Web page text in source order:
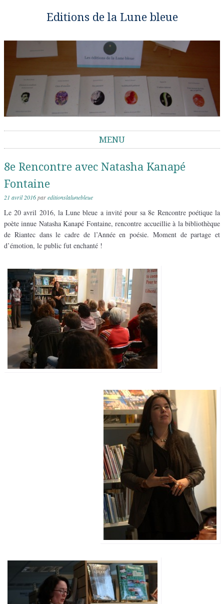
Editions de la Lune bleue
MENU
8e Rencontre avec Natasha Kanapé
Fontaine
21 avril 2016pareditionslalunebleue
Le 20 avril 2016, la Lune bleue a invité pour sa 8e Rencontre poétique la
poète innue Natasha Kanapé Fontaine, rencontre accueillie à la bibliothèque
de Riantec dans le cadre de l’Année en poésie. Moment de partage et
d’émotion, le public fut enchanté !